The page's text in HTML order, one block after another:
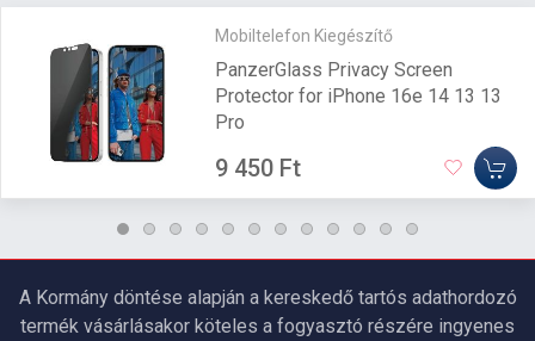
Mobiltelefon Kiegészítő
PanzerGlass Privacy Screen
Protector for iPhone 16e 14 13 13
Pro
9 450 Ft
A Kormány döntése alapján a kereskedő tartós adathordozó
termék vásárlásakor köteles a fogyasztó részére ingyenes